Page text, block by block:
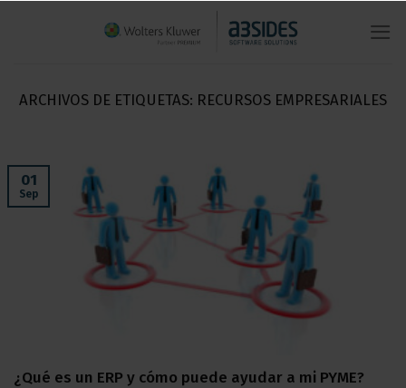
ARCHIVOS DE ETIQUETAS: RECURSOS EMPRESARIALES
¿Qué es un ERP y cómo puede ayudar a mi PYME?
01
Sep